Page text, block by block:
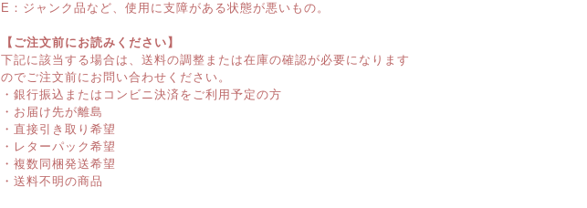
E：ジャンク品など、使用に支障がある状態が悪いもの。
【ご注文前にお読みください】
下記に該当する場合は、送料の調整または在庫の確認が必要になります
のでご注文前にお問い合わせください。
・銀行振込またはコンビニ決済をご利用予定の方
・お届け先が離島
・直接引き取り希望
・レターパック希望
・複数同梱発送希望
・送料不明の商品